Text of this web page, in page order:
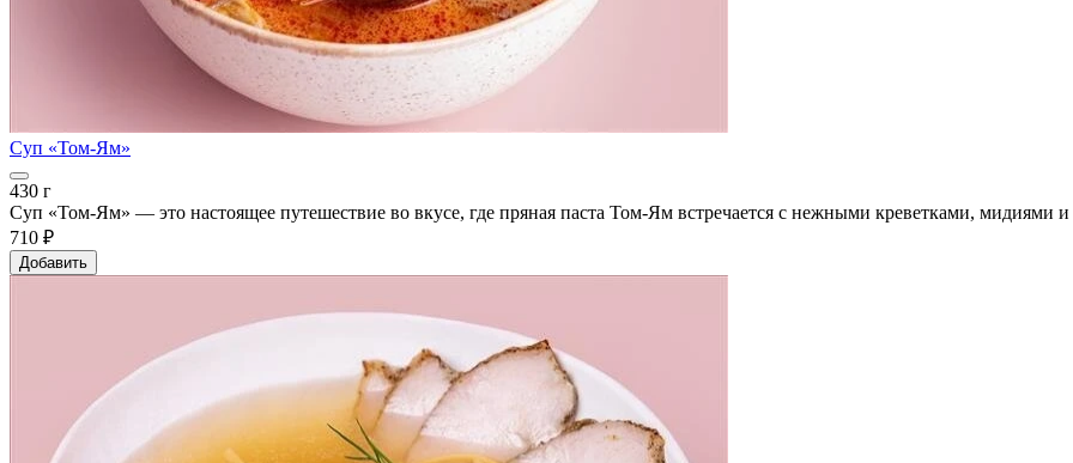
Суп «Том-Ям»
430 г
Суп «Том-Ям» — это настоящее путешествие во вкусе, где пряная паста Том-Ям встречается с нежными креветками, мидиями
710 ₽
Добавить